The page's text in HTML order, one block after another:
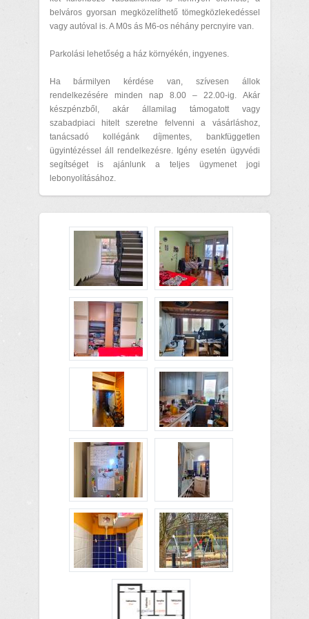
belváros gyorsan megközelíthető tömegközlekedéssel
vagy autóval is. A M0s ás M6-os néhány percnyire van.
Parkolási lehetőség a ház környékén, ingyenes.
Ha bármilyen kérdése van, szívesen állok
rendelkezésére minden nap 8.00 – 22.00-ig. Akár
készpénzből, akár államilag támogatott vagy
szabadpiaci hitelt szeretne felvenni a vásárláshoz,
tanácsadó kollégánk díjmentes, bankfüggetlen
ügyintézéssel áll rendelkezésre. Igény esetén ügyvédi
segítséget is ajánlunk a teljes ügymenet jogi
lebonyolításához.